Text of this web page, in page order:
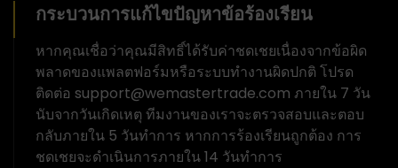
กระบวนการแก้ไขปัญหาข้อร้องเรียน
หากคุณเชื่อว่าคุณมีสิทธิ์ได้รับค่าชดเชยเนื่องจากข้อผิด
พลาดของแพลตฟอร์มหรือระบบทำงานผิดปกติ โปรด
ติดต่อ support@wemastertrade.com ภายใน 7 วัน
นับจากวันเกิดเหตุ ทีมงานของเราจะตรวจสอบและตอบ
กลับภายใน 5 วันทำการ หากการร้องเรียนถูกต้อง การ
ชดเชยจะดำเนินการภายใน 14 วันทำการ